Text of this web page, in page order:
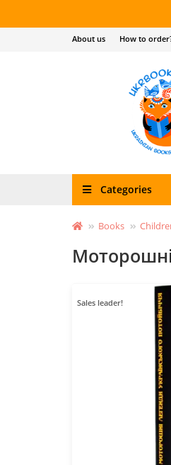
About us How to
Categories
Books
Sales leader!